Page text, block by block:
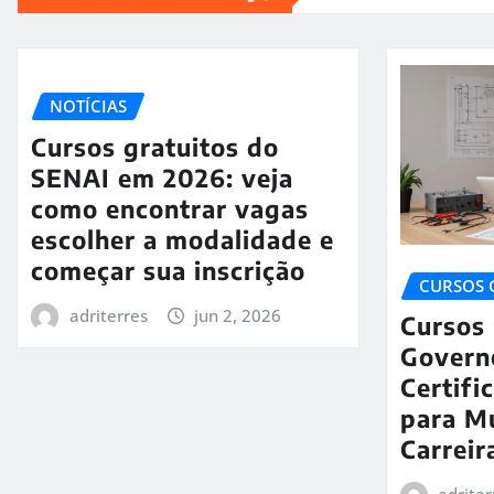
NOTÍCIAS
Cursos gratuitos do
SENAI em 2026: veja
como encontrar vagas
escolher a modalidade e
começar sua inscrição
adriterres jun 2, 2026
CURSOS
para